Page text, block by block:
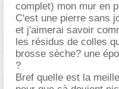
complet) mon mur en
C'est une pierre sans
et j'aimerai savoir
les résidus de colles
brosse sèche? une
?
Bref quelle est la